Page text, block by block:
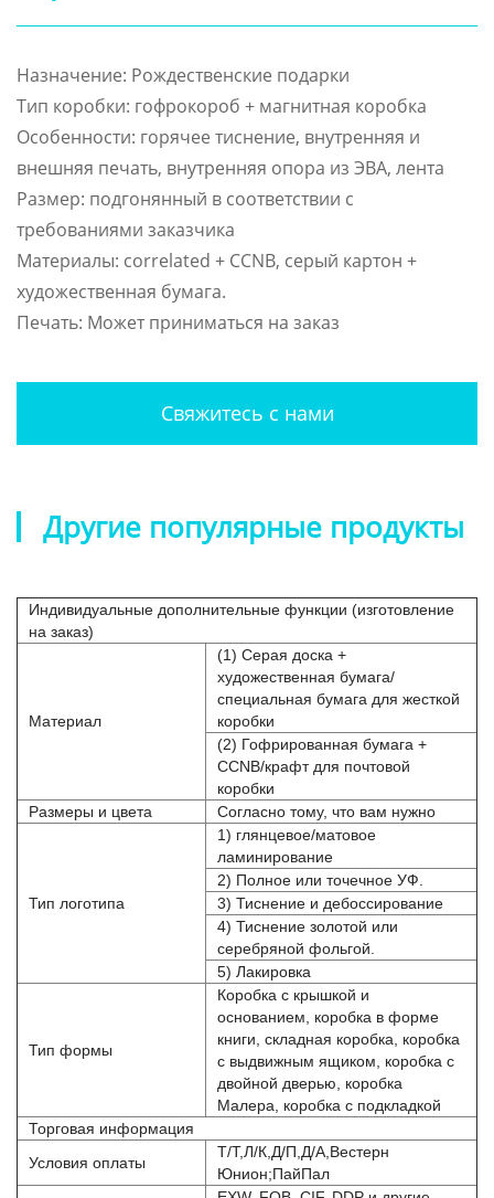
Назначение: Рождественские подарки
Тип коробки: гофрокороб + магнитная коробка
Особенности: горячее тиснение, внутренняя и
внешняя печать, внутренняя опора из ЭВА, лента
Размер: подгонянный в соответствии с
требованиями заказчика
Материалы: correlated + CCNB, серый картон +
художественная бумага.
Печать: Может приниматься на заказ
Свяжитесь с нами
Другие популярные продукты
Индивидуальные дополнительные функции (изготовление
на заказ)
Материал
(1) Серая доска +
художественная бумага/
специальная бумага для жесткой
коробки
(2) Гофрированная бумага +
CCNB/крафт для почтовой
коробки
Размеры и цвета
Согласно тому, что вам нужно
Тип логотипа
1) глянцевое/матовое
ламинирование
2) Полное или точечное УФ.
3) Тиснение и дебоссирование
4) Тиснение золотой или
серебряной фольгой.
5) Лакировка
Тип формы
Коробка с крышкой и
основанием, коробка в форме
книги, складная коробка, коробка
с выдвижным ящиком, коробка с
двойной дверью, коробка
Малера, коробка с подкладкой
Торговая информация
Условия оплаты
Т/Т,Л/К,Д/П,Д/А,Вестерн
Юнион;ПайПал